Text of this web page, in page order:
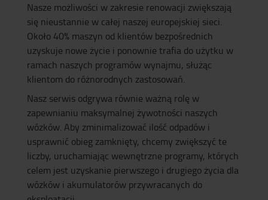
Nasze możliwości w zakresie renowacji zwiększają
się nieustannie w całej naszej europejskiej sieci.
Około 40% maszyn od klientów bezpośrednich
uzyskuje nowe życie i ponownie trafia do użytku w
ramach naszych programów wynajmu, służąc
klientom do różnorodnych zastosowań.
Nasz serwis odgrywa równie ważną rolę w
zapewnianiu maksymalnej żywotności naszych
wózków. Aby zminimalizować ilość odpadów i
usprawnić obieg zamknięty, chcemy zwiększyć te
liczby, uruchamiając wewnętrzne programy, których
celem jest uzyskanie pierwszego i drugiego życia dla
wózków i akumulatorów przywracanych do